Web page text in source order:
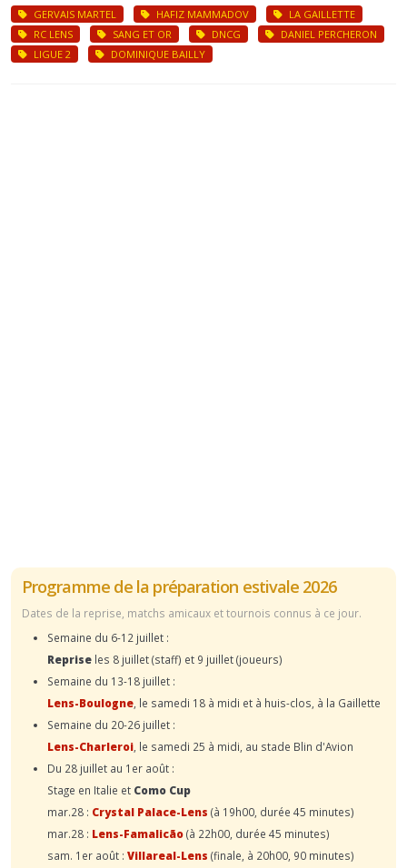
GERVAIS MARTEL HAFIZ MAMMADOV
LA GAILLETTE
RC LENS
SANG ET OR DNCG
DANIEL PERCHERON
LIGUE 2
DOMINIQUE BAILLY
Programme de la préparation estivale 2026
Dates de la reprise, matchs amicaux et tournois connus à ce jour.
Semaine du 6-12 juillet :
Reprise les 8 juillet (staff) et 9 juillet (joueurs)
Semaine du 13-18 juillet :
Lens-Boulogne , le samedi 18 à midi et à huis-clos, à la Gaillette
Semaine du 20-26 juillet :
Lens-Charleroi , le samedi 25 à midi, au stade Blin d'Avion
Du 28 juillet au 1er août :
Stage en Italie et Como Cup
mar.28 : Crystal Palace-Lens (à 19h00, durée 45 minutes)
mar.28 : Lens-Famalicão(à 22h00, durée 45 minutes)
sam. 1er août : Villareal-Lens (finale, à 20h00, 90 minutes)